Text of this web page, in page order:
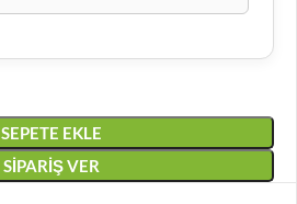
SEPETE EKLE
SIPARIŞ VER